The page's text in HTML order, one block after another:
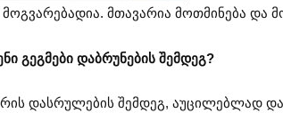
მთავარია მოთმინება და
გეგმები დაბრუნების შემდეგ?
დასრულების შემდეგ, აუცილებლად